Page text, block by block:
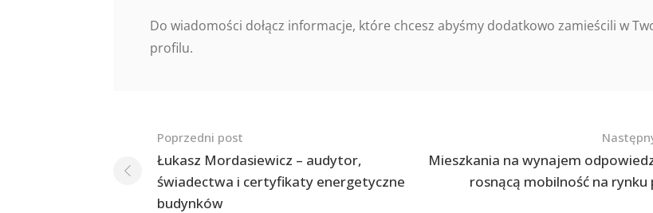
Do wiadomości dołącz informacje, które chcesz abyśmy dodatkowo zamieścili w
profilu.
Nawigacja
po
postach
Poprzedni post
Łukasz Mordasiewicz – audytor,
świadectwa i certyfikaty energetyczne
budynków
Mieszkania na wynajem
rosnącą mobilność na rynku